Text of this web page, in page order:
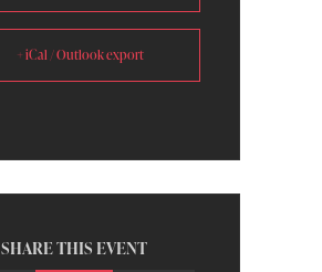
+ iCal / Outlook export
SHARE THIS EVENT